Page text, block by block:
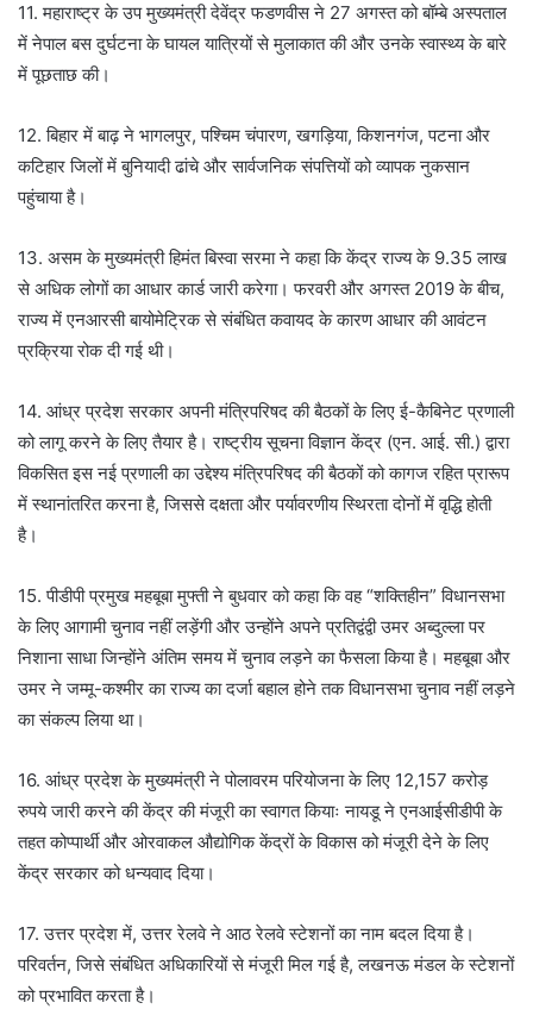
11. महाराष्ट्र के उप मुख्यमंत्री देवेंद्र फडणवीस ने 27 अगस्त को बॉम्बे अस्पताल
में नेपाल बस दुर्घटना के घायल यात्रियों से मुलाकात की और उनके स्वास्थ्य के बारे
में पूछताछ की।
12. बिहार में बाढ़ ने भागलपुर, पश्चिम चंपारण, खगड़िया, किशनगंज, पटना और
कटिहार जिलों में बुनियादी ढांचे और सार्वजनिक संपत्तियों को व्यापक नुकसान
पहुंचाया है।
13. असम के मुख्यमंत्री हिमंत बिस्वा सरमा ने कहा कि केंद्र राज्य के 9.35 लाख
से अधिक लोगों का आधार कार्ड जारी करेगा। फरवरी और अगस्त 2019 के बीच,
राज्य में एनआरसी बायोमेट्रिक से संबंधित कवायद के कारण आधार की आवंटन
प्रक्रिया रोक दी गई थी।
14. आंध्र प्रदेश सरकार अपनी मंत्रिपरिषद की बैठकों के लिए ई-कैबिनेट प्रणाली
को लागू करने के लिए तैयार है। राष्ट्रीय सूचना विज्ञान केंद्र (एन. आई. सी.) द्वारा
विकसित इस नई प्रणाली का उद्देश्य मंत्रिपरिषद की बैठकों को कागज रहित प्रारूप
में स्थानांतरित करना है, जिससे दक्षता और पर्यावरणीय स्थिरता दोनों में वृद्धि होती
है।
15. पीडीपी प्रमुख महबूबा मुफ्ती ने बुधवार को कहा कि वह “शक्तिहीन” विधानसभा
के लिए आगामी चुनाव नहीं लड़ेंगी और उन्होंने अपने प्रतिद्वंद्वी उमर अब्दुल्ला पर
निशाना साधा जिन्होंने अंतिम समय में चुनाव लड़ने का फैसला किया है। महबूबा और
उमर ने जम्मू-कश्मीर का राज्य का दर्जा बहाल होने तक विधानसभा चुनाव नहीं लड़ने
का संकल्प लिया था।
16. आंध्र प्रदेश के मुख्यमंत्री ने पोलावरम परियोजना के लिए 12,157 करोड़
रुपये जारी करने की केंद्र की मंजूरी का स्वागत कियाः नायडू ने एनआईसीडीपी के
तहत कोप्पार्थी और ओरवाकल औद्योगिक केंद्रों के विकास को मंजूरी देने के लिए
केंद्र सरकार को धन्यवाद दिया।
17. उत्तर प्रदेश में, उत्तर रेलवे ने आठ रेलवे स्टेशनों का नाम बदल दिया है।
परिवर्तन, जिसे संबंधित अधिकारियों से मंजूरी मिल गई है, लखनऊ मंडल के स्टेशनों
को प्रभावित करता है।